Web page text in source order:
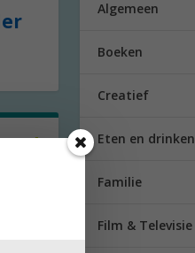
Algemeen
Boeken
Creatief
Eten en drinken
Familie
Film & Televisie